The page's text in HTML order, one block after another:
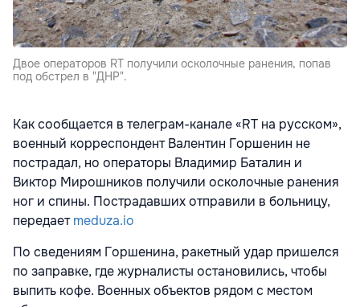
Двое операторов RT получили осколочные ранения, попав
под обстрел в "ДНР".
Как сообщается в телеграм-канале «RT на русском»,
военный корреспондент Валентин Горшенин не
пострадал, но операторы Владимир Баталин и
Виктор Мирошников получили осколочные ранения
ног и спины. Пострадавших отправили в больницу,
передаетmeduza.io
По сведениям Горшенина, ракетный удар пришелся
по заправке, где журналисты остановились, чтобы
выпить кофе. Военных объектов рядом с местом